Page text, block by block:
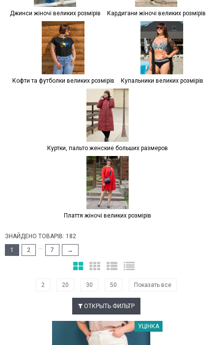
Джинси жіночі великих розмірів Кардигани жіночі великих розмірів
Кофти та футболки великих розмірів Купальники великих розмірів
Куртки, пальто женские больших размеров
Плаття жіночі великих розмірів
ЗНАЙДЕНО ТОВАРІВ: 182
1
2 ... 7 →
2 20 30 50 Показать все
ОТКРЫТЬ ФИЛЬТР
Наклейки Варіант з % УЦІНКА